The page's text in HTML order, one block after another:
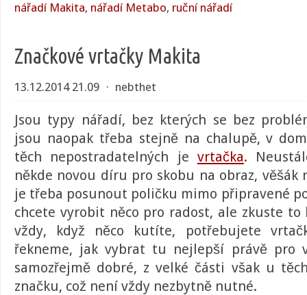
nářadí Makita, nářadí Metabo, ruční nářadí
Značkové vrtačky Makita
13.12.2014 21.09 ⋅ nebthet
Jsou typy nářadí, bez kterých se bez
jsou naopak třeba stejně na chalupě, v
těch nepostradatelných je vrtačka.
někde novou díru pro skobu na obraz, věšák
je třeba posunout poličku mimo připravené
chcete vyrobit něco pro radost, ale zkuste to
vždy, když něco kutíte, potřebujete
řekneme, jak vybrat tu nejlepší právě pro
samozřejmě dobré, z velké části však u
značku, což není vždy nezbytně nutné.